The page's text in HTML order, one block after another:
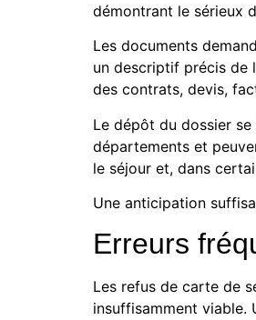
démontrant le sérieux
Les documents
un descriptif précis de
des contrats, devis,
Le dépôt du dossier
départements et
le séjour et, dans
Une anticipation
Erreurs
Les refus de carte de
insuffisamment viable.